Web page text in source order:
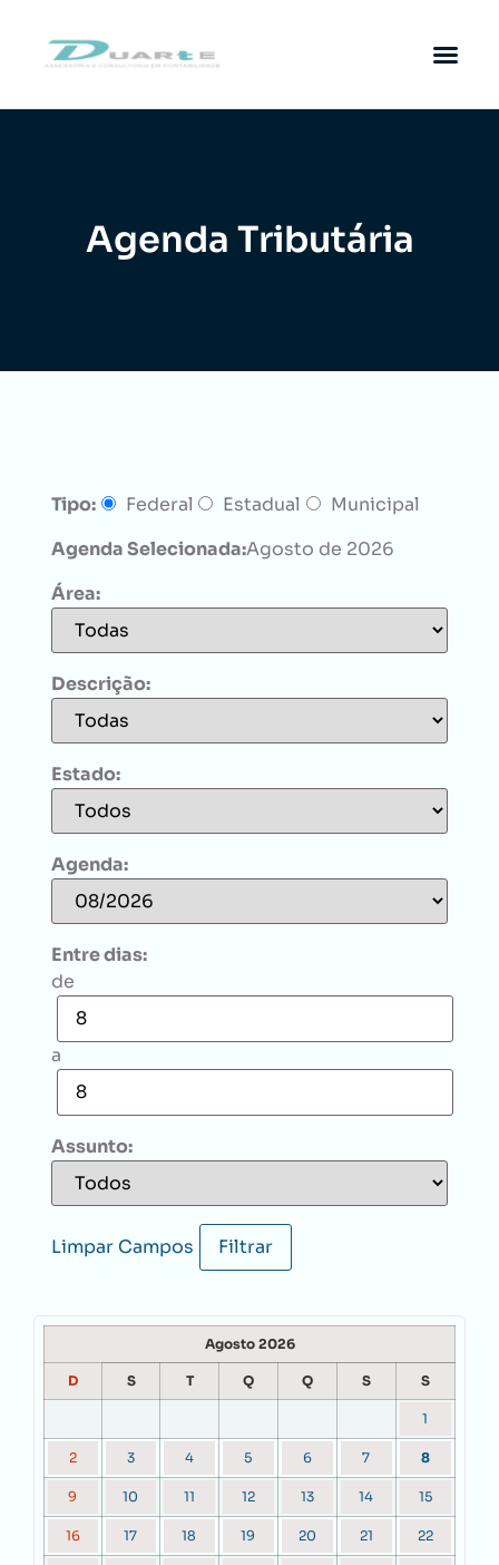
Agenda Tributária
Tipo: Federal Estadual
Municipal
Agenda Selecionada:Agosto de 2026
Área:
Descrição:
Estado:
Agenda:
Entre dias:
de
a
Assunto:
Limpar Campos
Agosto 2026
D S T Q Q S S
1
2 3 4 5 6 7 8
9 10 11 12 13 14 15
16 17 18 19 20 21 22